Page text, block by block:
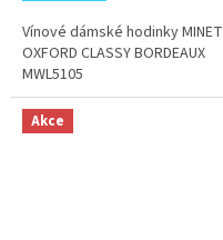
Vínové dámské hodinky MINET
OXFORD CLASSY BORDEAUX
MWL5105
Akce